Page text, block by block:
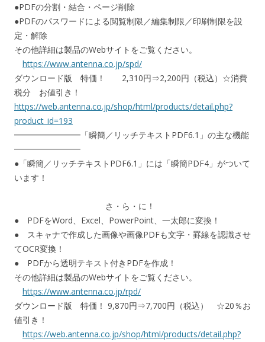
●PDFの分割・結合・ページ削除
●PDFのパスワードによる閲覧制限／編集制限／印刷制限を設
定・解除
その他詳細は製品のWebサイトをご覧ください。
https://www.antenna.co.jp/spd/
ダウンロード版 特価！ 2,310円⇒2,200円（税込）☆消費
税分 お値引き！
https://web.antenna.co.jp/shop/html/products/detail.php?
product_id=193
━━━━━━━━「瞬簡／リッチテキストPDF6.1」の主な機能
━━━━━━━━
●「瞬簡／リッチテキストPDF6.1」には「瞬簡PDF4」がついて
います！
さ・ら・に！
● PDFをWord、Excel、PowerPoint、一太郎に変換！
● スキャナで作成した画像や画像PDFも文字・罫線を認識させ
てOCR変換！
● PDFから透明テキスト付きPDFを作成！
その他詳細は製品のWebサイトをご覧ください。
https://www.antenna.co.jp/rpd/
ダウンロード版 特価！ 9,870円⇒7,700円（税込） ☆20％お
値引き！
https://web.antenna.co.jp/shop/html/products/detail.php?